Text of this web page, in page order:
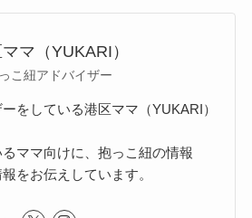
マ（YUKARI）
こ紐アドバイザー
をしている港区ママ（YUKARI）
ママ向けに、抱っこ紐の情報
をお伝えしています。